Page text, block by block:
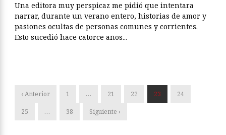
Una editora muy perspicaz me pidió que intentara
narrar, durante un verano entero, historias de amor y
pasiones ocultas de personas comunes y corrientes.
Esto sucedió hace catorce años...
‹ Anterior 1 … 21 22 23 24
25 … 38 Siguiente ›